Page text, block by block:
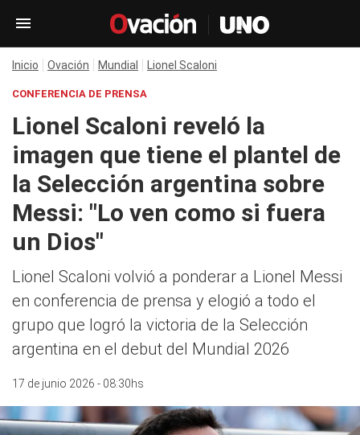
Inicio Ovación Mundial Lionel Scaloni
CONFERENCIA DE PRENSA
Lionel Scaloni reveló la
imagen que tiene el plantel de
la Selección argentina sobre
Messi: "Lo ven como si fuera
un Dios"
Lionel Scaloni volvió a ponderar a Lionel Messi
en conferencia de prensa y elogió a todo el
grupo que logró la victoria de la Selección
argentina en el debut del Mundial 2026
17 de junio 2026 - 08:30hs